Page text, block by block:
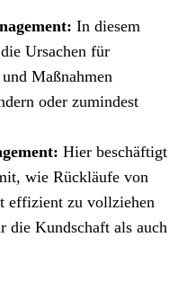
In diesem
Ursachen für
Maßnahmen
oder zumindest
Hier beschäftigt
wie Rückläufe von
effizient zu vollziehen
die Kundschaft als auch